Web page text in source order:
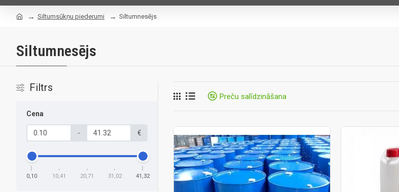
Siltumsūkņu piederumi Siltumnesējs
Siltumnesējs
Filtrs
Cena
- €
0,10 10,41 20,71 31,02 41,32
Preču salīdzināšana